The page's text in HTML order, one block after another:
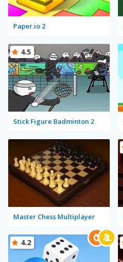
Paper.io 2
Stick Figure Badminton 2
4.5
Master Chess Multiplayer
4.2